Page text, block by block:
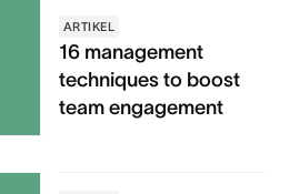
ARTIKEL
16 management
techniques to boost
team engagement